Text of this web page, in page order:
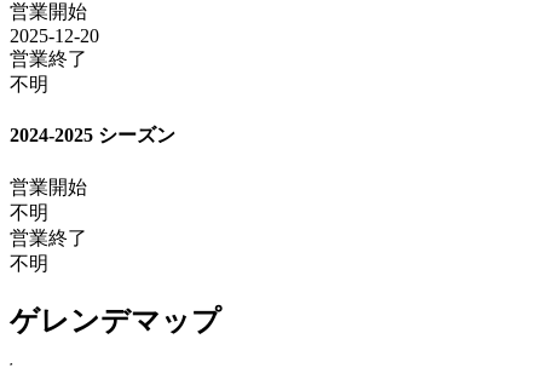
営業開始
2025-12-20
営業終了
不明
2024-2025 シーズン
営業開始
不明
営業終了
不明
ゲレンデマップ